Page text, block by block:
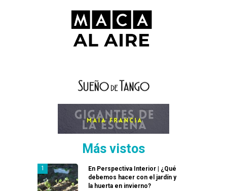
Más vistos
En Perspectiva Interior | ¿Qué
debemos hacer con el jardín y
la huerta en invierno?